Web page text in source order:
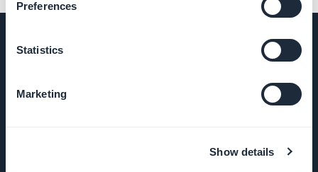
Preferences
Statistics
Marketing
Show details